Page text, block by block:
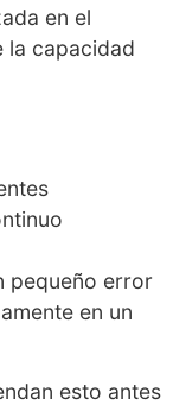
en el
la capacidad
pequeño error
en un
esto antes